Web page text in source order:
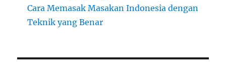
Cara Memasak Masakan Indonesia dengan
Teknik yang Benar